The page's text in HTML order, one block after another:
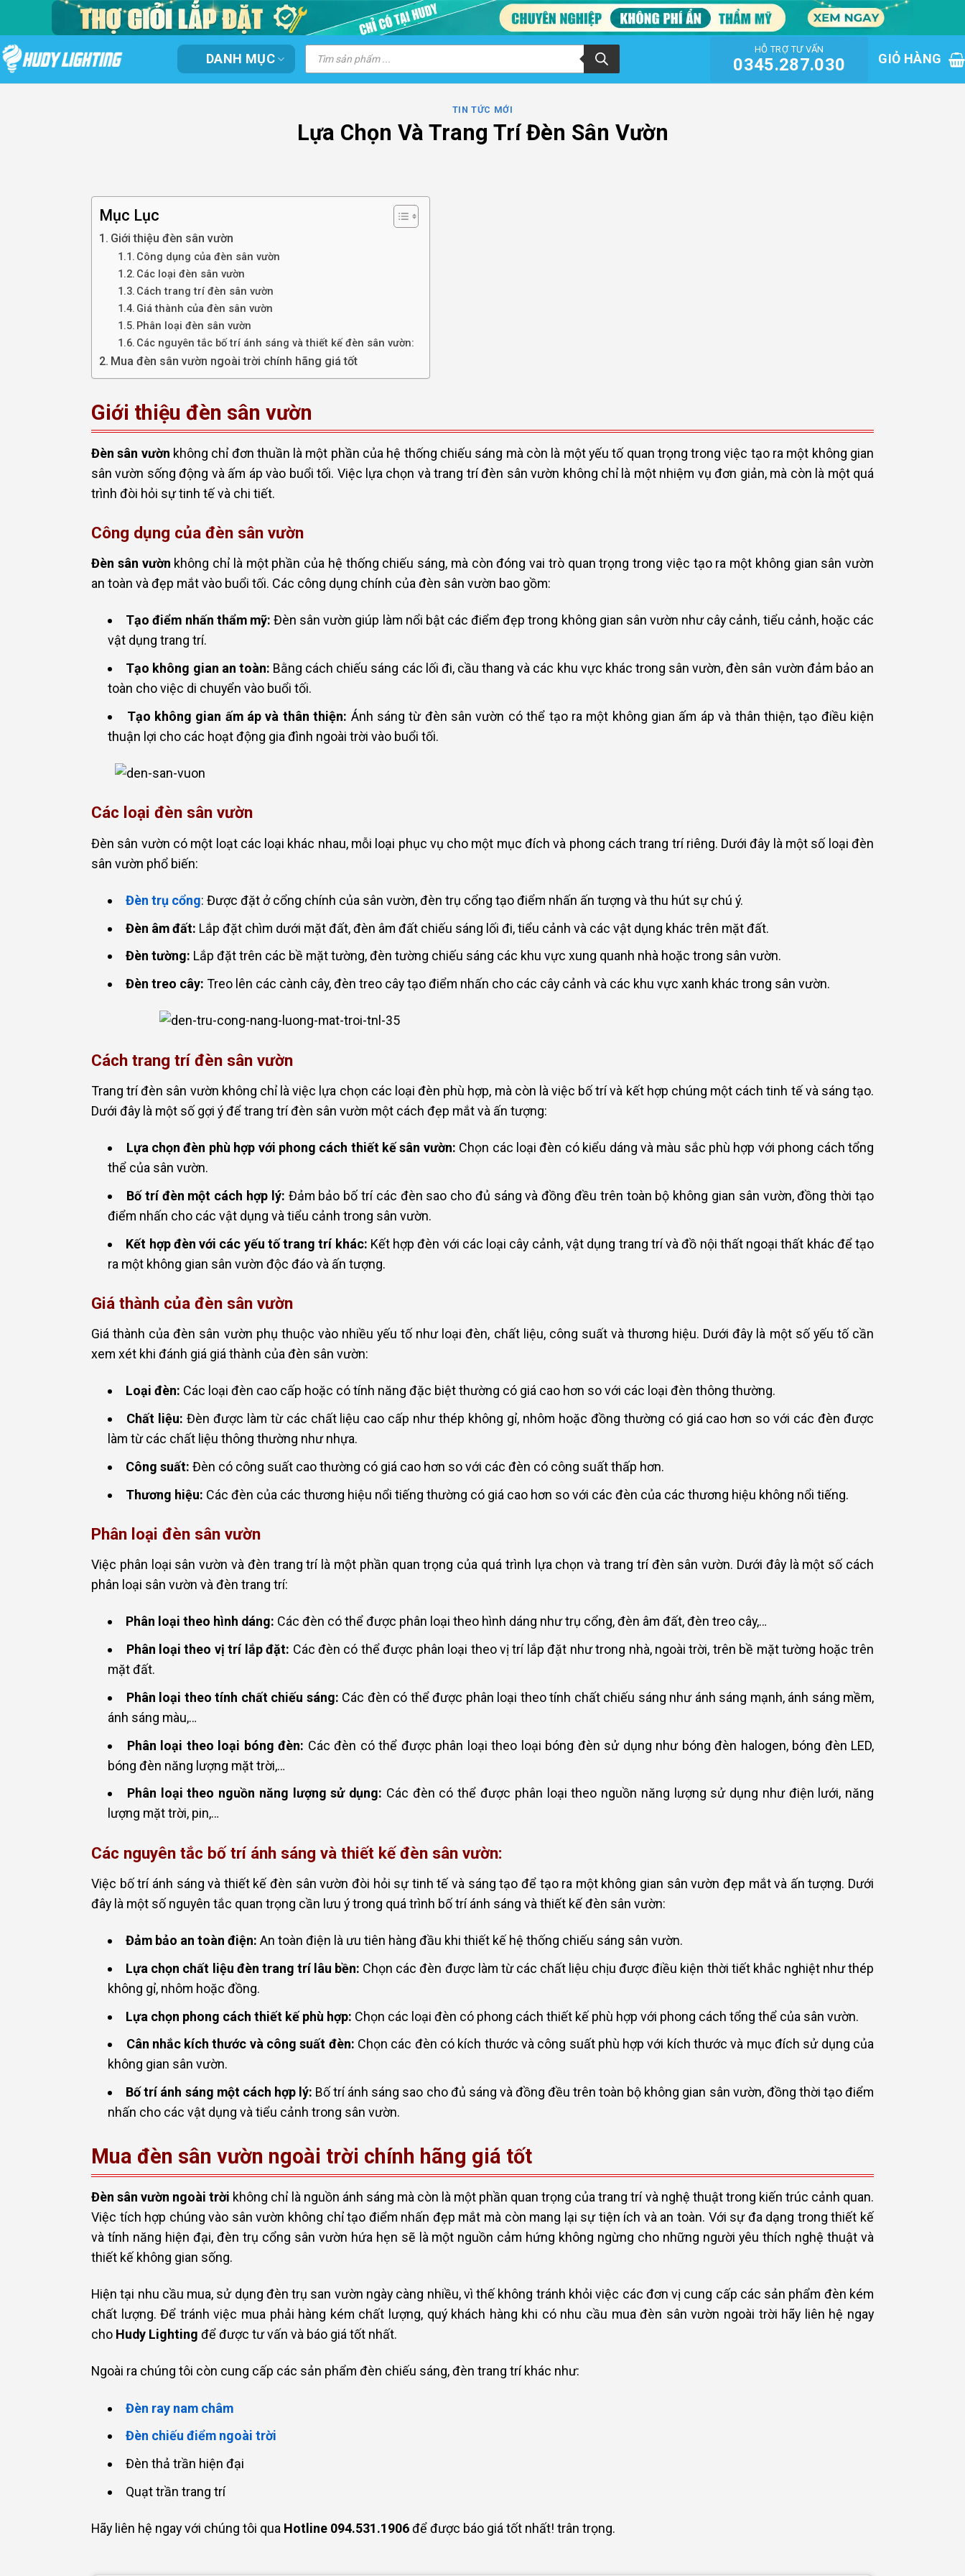
nội
dung
DANH MỤC
Tìm
kiếm
sản
phẩm
HỖ TRỢ TƯ VẤN
0345.287.030 GIỎ HÀNG
TIN TỨC MỚI
Lựa Chọn Và Trang Trí Đèn Sân Vườn
Mục Lục
Giới thiệu đèn sân vườn
Công dụng của đèn sân vườn
Các loại đèn sân vườn
Cách trang trí đèn sân vườn
Giá thành của đèn sân vườn
Phân loại đèn sân vườn
Các nguyên tắc bố trí ánh sáng và thiết kế đèn sân vườn:
Mua đèn sân vườn ngoài trời chính hãng giá tốt
Giới thiệu đèn sân vườn
Đèn sân vườn không chỉ đơn thuần là một phần của hệ thống chiếu sáng mà còn là một yếu tố quan trọng trong việc tạo ra một không gian
sân vườn sống động và ấm áp vào buổi tối. Việc lựa chọn và trang trí đèn sân vườn không chỉ là một nhiệm vụ đơn giản, mà còn là một quá
trình đòi hỏi sự tinh tế và chi tiết.
Công dụng của đèn sân vườn
Đèn sân vườn không chỉ là một phần của hệ thống chiếu sáng, mà còn đóng vai trò quan trọng trong việc tạo ra một không gian sân vườn
an toàn và đẹp mắt vào buổi tối. Các công dụng chính của đèn sân vườn bao gồm:
Tạo điểm nhấn thẩm mỹ: Đèn sân vườn giúp làm nổi bật các điểm đẹp trong không gian sân vườn như cây cảnh, tiểu cảnh, hoặc các
vật dụng trang trí.
Tạo không gian an toàn: Bằng cách chiếu sáng các lối đi, cầu thang và các khu vực khác trong sân vườn, đèn sân vườn đảm bảo an
toàn cho việc di chuyển vào buổi tối.
Tạo không gian ấm áp và thân thiện: Ánh sáng từ đèn sân vườn có thể tạo ra một không gian ấm áp và thân thiện, tạo điều kiện
thuận lợi cho các hoạt động gia đình ngoài trời vào buổi tối.
Các loại đèn sân vườn
Đèn sân vườn có một loạt các loại khác nhau, mỗi loại phục vụ cho một mục đích và phong cách trang trí riêng. Dưới đây là một số loại đèn
sân vườn phổ biến:
Đèn trụ cổng: Được đặt ở cổng chính của sân vườn, đèn trụ cổng tạo điểm nhấn ấn tượng và thu hút sự chú ý.
Đèn âm đất: Lắp đặt chìm dưới mặt đất, đèn âm đất chiếu sáng lối đi, tiểu cảnh và các vật dụng khác trên mặt đất.
Đèn tường: Lắp đặt trên các bề mặt tường, đèn tường chiếu sáng các khu vực xung quanh nhà hoặc trong sân vườn.
Đèn treo cây: Treo lên các cành cây, đèn treo cây tạo điểm nhấn cho các cây cảnh và các khu vực xanh khác trong sân vườn.
Cách trang trí đèn sân vườn
Trang trí đèn sân vườn không chỉ là việc lựa chọn các loại đèn phù hợp, mà còn là việc bố trí và kết hợp chúng một cách tinh tế và sáng tạo.
Dưới đây là một số gợi ý để trang trí đèn sân vườn một cách đẹp mắt và ấn tượng:
Lựa chọn đèn phù hợp với phong cách thiết kế sân vườn: Chọn các loại đèn có kiểu dáng và màu sắc phù hợp với phong cách tổng
thể của sân vườn.
Bố trí đèn một cách hợp lý: Đảm bảo bố trí các đèn sao cho đủ sáng và đồng đều trên toàn bộ không gian sân vườn, đồng thời tạo
điểm nhấn cho các vật dụng và tiểu cảnh trong sân vườn.
Kết hợp đèn với các yếu tố trang trí khác: Kết hợp đèn với các loại cây cảnh, vật dụng trang trí và đồ nội thất ngoại thất khác để tạo
ra một không gian sân vườn độc đáo và ấn tượng.
Giá thành của đèn sân vườn
Giá thành của đèn sân vườn phụ thuộc vào nhiều yếu tố như loại đèn, chất liệu, công suất và thương hiệu. Dưới đây là một số yếu tố cần
xem xét khi đánh giá giá thành của đèn sân vườn:
Loại đèn: Các loại đèn cao cấp hoặc có tính năng đặc biệt thường có giá cao hơn so với các loại đèn thông thường.
Chất liệu: Đèn được làm từ các chất liệu cao cấp như thép không gỉ, nhôm hoặc đồng thường có giá cao hơn so với các đèn được
làm từ các chất liệu thông thường như nhựa.
Công suất: Đèn có công suất cao thường có giá cao hơn so với các đèn có công suất thấp hơn.
Thương hiệu: Các đèn của các thương hiệu nổi tiếng thường có giá cao hơn so với các đèn của các thương hiệu không nổi tiếng.
Phân loại đèn sân vườn
Việc phân loại sân vườn và đèn trang trí là một phần quan trọng của quá trình lựa chọn và trang trí đèn sân vườn. Dưới đây là một số cách
phân loại sân vườn và đèn trang trí:
Phân loại theo hình dáng: Các đèn có thể được phân loại theo hình dáng như trụ cổng, đèn âm đất, đèn treo cây,…
Phân loại theo vị trí lắp đặt: Các đèn có thể được phân loại theo vị trí lắp đặt như trong nhà, ngoài trời, trên bề mặt tường hoặc trên
mặt đất.
Phân loại theo tính chất chiếu sáng: Các đèn có thể được phân loại theo tính chất chiếu sáng như ánh sáng mạnh, ánh sáng mềm,
ánh sáng màu,…
Phân loại theo loại bóng đèn: Các đèn có thể được phân loại theo loại bóng đèn sử dụng như bóng đèn halogen, bóng đèn LED,
bóng đèn năng lượng mặt trời,…
Phân loại theo nguồn năng lượng sử dụng: Các đèn có thể được phân loại theo nguồn năng lượng sử dụng như điện lưới, năng
lượng mặt trời, pin,…
Các nguyên tắc bố trí ánh sáng và thiết kế đèn sân vườn:
Việc bố trí ánh sáng và thiết kế đèn sân vườn đòi hỏi sự tinh tế và sáng tạo để tạo ra một không gian sân vườn đẹp mắt và ấn tượng. Dưới
đây là một số nguyên tắc quan trọng cần lưu ý trong quá trình bố trí ánh sáng và thiết kế đèn sân vườn:
Đảm bảo an toàn điện: An toàn điện là ưu tiên hàng đầu khi thiết kế hệ thống chiếu sáng sân vườn.
Lựa chọn chất liệu đèn trang trí lâu bền: Chọn các đèn được làm từ các chất liệu chịu được điều kiện thời tiết khắc nghiệt như thép
không gỉ, nhôm hoặc đồng.
Lựa chọn phong cách thiết kế phù hợp: Chọn các loại đèn có phong cách thiết kế phù hợp với phong cách tổng thể của sân vườn.
Cân nhắc kích thước và công suất đèn: Chọn các đèn có kích thước và công suất phù hợp với kích thước và mục đích sử dụng của
không gian sân vườn.
Bố trí ánh sáng một cách hợp lý: Bố trí ánh sáng sao cho đủ sáng và đồng đều trên toàn bộ không gian sân vườn, đồng thời tạo điểm
nhấn cho các vật dụng và tiểu cảnh trong sân vườn.
Mua đèn sân vườn ngoài trời chính hãng giá tốt
Đèn sân vườn ngoài trời không chỉ là nguồn ánh sáng mà còn là một phần quan trọng của trang trí và nghệ thuật trong kiến trúc cảnh quan.
Việc tích hợp chúng vào sân vườn không chỉ tạo điểm nhấn đẹp mắt mà còn mang lại sự tiện ích và an toàn. Với sự đa dạng trong thiết kế
và tính năng hiện đại, đèn trụ cổng sân vườn hứa hẹn sẽ là một nguồn cảm hứng không ngừng cho những người yêu thích nghệ thuật và
thiết kế không gian sống.
Hiện tại nhu cầu mua, sử dụng đèn trụ san vườn ngày càng nhiều, vì thế không tránh khỏi việc các đơn vị cung cấp các sản phẩm đèn kém
chất lượng. Để tránh việc mua phải hàng kém chất lượng, quý khách hàng khi có nhu cầu mua đèn sân vườn ngoài trời hãy liên hệ ngay
cho Hudy Lighting để được tư vấn và báo giá tốt nhất.
Ngoài ra chúng tôi còn cung cấp các sản phẩm đèn chiếu sáng, đèn trang trí khác như:
Đèn ray nam châm
Đèn chiếu điểm ngoài trời
Đèn thả trần hiện đại
Quạt trần trang trí
Hãy liên hệ ngay với chúng tôi qua Hotline 094.531.1906để được báo giá tốt nhất! trân trọng.